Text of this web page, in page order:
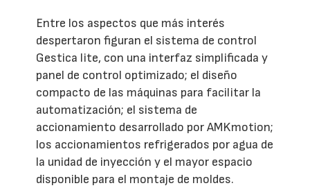
Entre los aspectos que más interés
despertaron figuran el sistema de control
Gestica lite, con una interfaz simplificada y
panel de control optimizado; el diseño
compacto de las máquinas para facilitar la
automatización; el sistema de
accionamiento desarrollado por AMKmotion;
los accionamientos refrigerados por agua de
la unidad de inyección y el mayor espacio
disponible para el montaje de moldes.